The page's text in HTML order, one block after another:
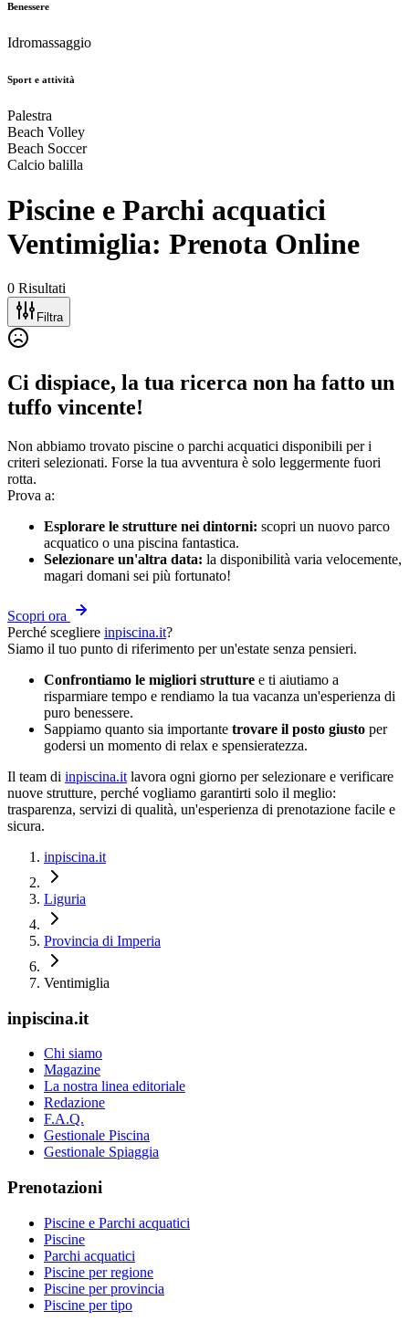
Benessere
Idromassaggio
Sport e attività
Palestra
Beach Volley
Beach Soccer
Calcio balilla
Piscine e Parchi acquatici
Ventimiglia: Prenota Online
0 Risultati
Filtra
Ci dispiace, la tua ricerca non ha fatto un
tuffo vincente!
Non abbiamo trovato piscine o parchi acquatici disponibili per i
criteri selezionati. Forse la tua avventura è solo leggermente fuori
rotta.
Prova a:
Esplorare le strutture nei dintorni: scopri un nuovo parco
acquatico o una piscina fantastica.
Selezionare un'altra data: la disponibilità varia velocemente,
magari domani sei più fortunato!
Scopri ora
Perché scegliere inpiscina.it?
Siamo il tuo punto di riferimento per un'estate senza pensieri.
Confrontiamo le migliori strutture e ti aiutiamo a
risparmiare tempo e rendiamo la tua vacanza un'esperienza di
puro benessere.
Sappiamo quanto sia importante trovare il posto giusto per
godersi un momento di relax e spensieratezza.
Il team di inpiscina.it lavora ogni giorno per selezionare e verificare
nuove strutture, perché vogliamo garantirti solo il meglio:
trasparenza, servizi di qualità, un'esperienza di prenotazione facile e
sicura.
inpiscina.it
Liguria
Provincia di Imperia
Ventimiglia
inpiscina.it
Chi siamo
Magazine
La nostra linea editoriale
Redazione
F.A.Q.
Gestionale Piscina
Gestionale Spiaggia
Prenotazioni
Piscine e Parchi acquatici
Piscine
Parchi acquatici
Piscine per regione
Piscine per provincia
Piscine per tipo